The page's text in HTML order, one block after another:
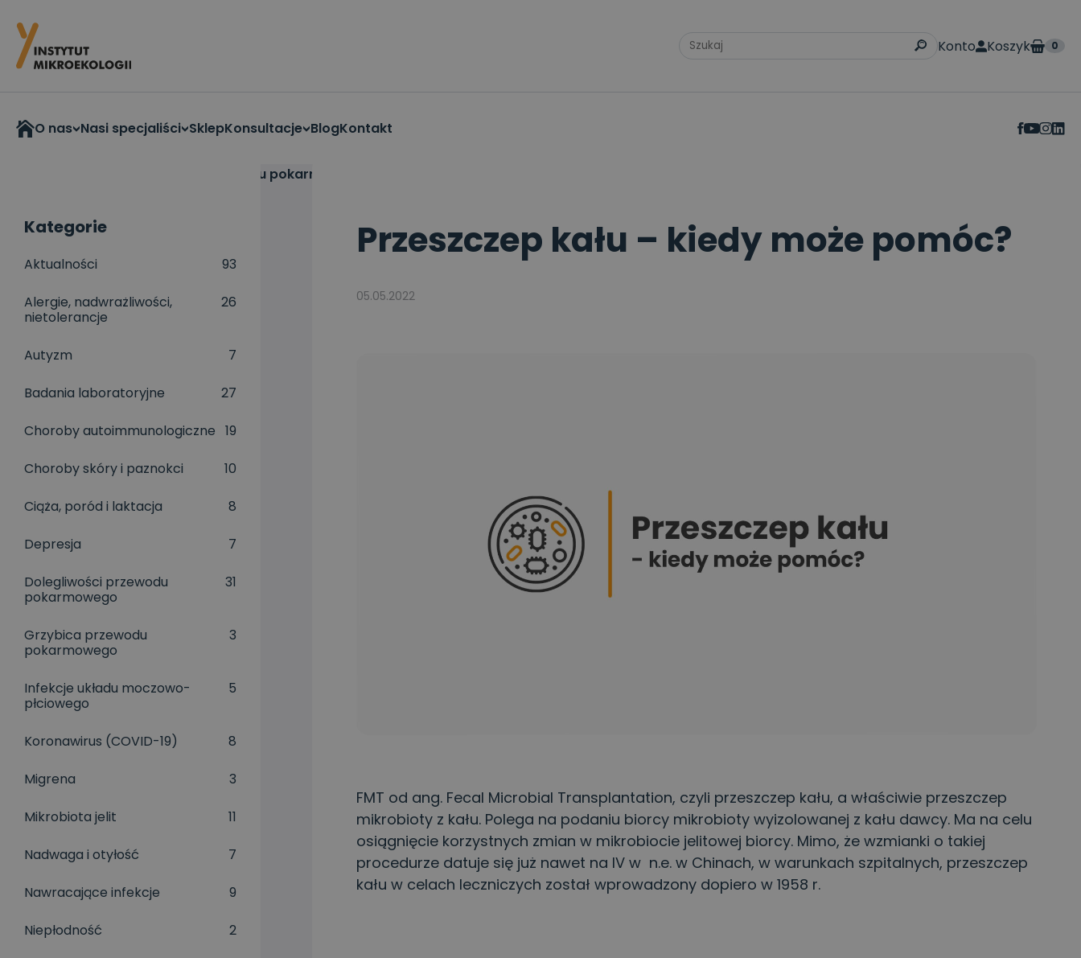
Konto Koszyk 0
O nas Nasi specjaliści SklepKonsultacje BlogKontakt
Dolegliwości przewodu pokarmowego
Kategorie
Aktualności 93
Alergie, nadwrażliwości,
nietolerancje
26
Autyzm 7
Badania laboratoryjne 27
Choroby autoimmunologiczne 19
Choroby skóry i paznokci 10
Ciąża, poród i laktacja 8
Depresja 7
Dolegliwości przewodu
pokarmowego
31
Grzybica przewodu
pokarmowego
3
Infekcje układu moczowo-
płciowego
5
Koronawirus (COVID-19) 8
Migrena 3
Mikrobiota jelit 11
Nadwaga i otyłość 7
Nawracające infekcje 9
Niepłodność 2
Przeszczep kału – kiedy może pomóc?
05.05.2022
FMT od ang. Fecal Microbial Transplantation, czyli przeszczep kału, a właściwie przeszczep
mikrobioty z kału. Polega na podaniu biorcy mikrobioty wyizolowanej z kału dawcy. Ma na celu
osiągnięcie korzystnych zmian w mikrobiocie jelitowej biorcy. Mimo, że wzmianki o takiej
procedurze datuje się już nawet na IV w n.e. w Chinach, w warunkach szpitalnych, przeszczep
kału w celach leczniczych został wprowadzony dopiero w 1958 r.